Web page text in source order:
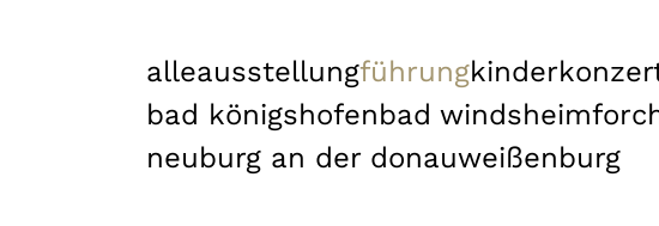
alleausstellungführungkinder
bad königshofenbad windsheim
neuburg an der donauweißenburg